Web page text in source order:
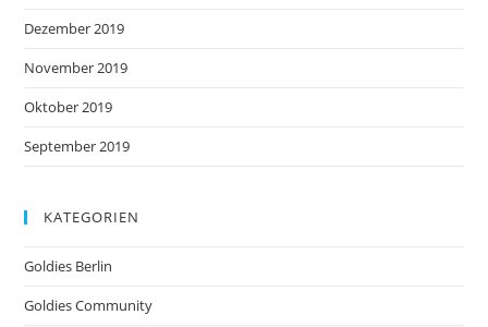
Dezember 2019
November 2019
Oktober 2019
September 2019
KATEGORIEN
Goldies Berlin
Goldies Community